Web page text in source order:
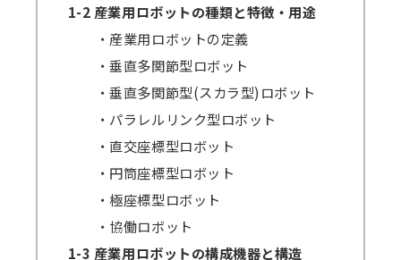
1-2 産業用ロボットの種類と特徴・用途
・産業用ロボットの定義
・垂直多関節型ロボット
・垂直多関節型(スカラ型)ロボット
・パラレルリンク型ロボット
・直交座標型ロボット
・円筒座標型ロボット
・極座標型ロボット
・協働ロボット
1-3 産業用ロボットの構成機器と構造